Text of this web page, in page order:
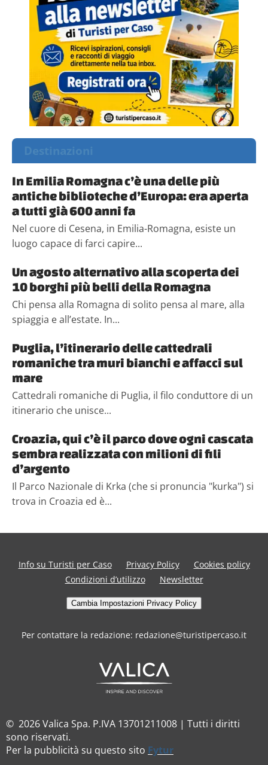
Destinazioni
In Emilia Romagna c’è una delle più
antiche biblioteche d’Europa: era aperta
a tutti già 600 anni fa
Nel cuore di Cesena, in Emilia-Romagna, esiste un
luogo capace di farci capire...
Un agosto alternativo alla scoperta dei
10 borghi più belli della Romagna
Chi pensa alla Romagna di solito pensa al mare, alla
spiaggia e all’estate. In...
Puglia, l’itinerario delle cattedrali
romaniche tra muri bianchi e affacci sul
mare
Cattedrali romaniche di Puglia, il filo conduttore di un
itinerario che unisce...
Croazia, qui c’è il parco dove ogni cascata
sembra realizzata con milioni di fili
d’argento
Il Parco Nazionale di Krka (che si pronuncia "kurka") si
trova in Croazia ed è...
Info su Turisti per Caso Privacy Policy
Cookies policy
Condizioni d’utilizzo
Newsletter
Cambia Impostazioni Privacy Policy
Per contattare la redazione: redazione@turistipercaso.it
© 2026 Valica Spa. P.IVA 13701211008 | Tutti i diritti
sono riservati.
Per la pubblicità su questo sito Fytur